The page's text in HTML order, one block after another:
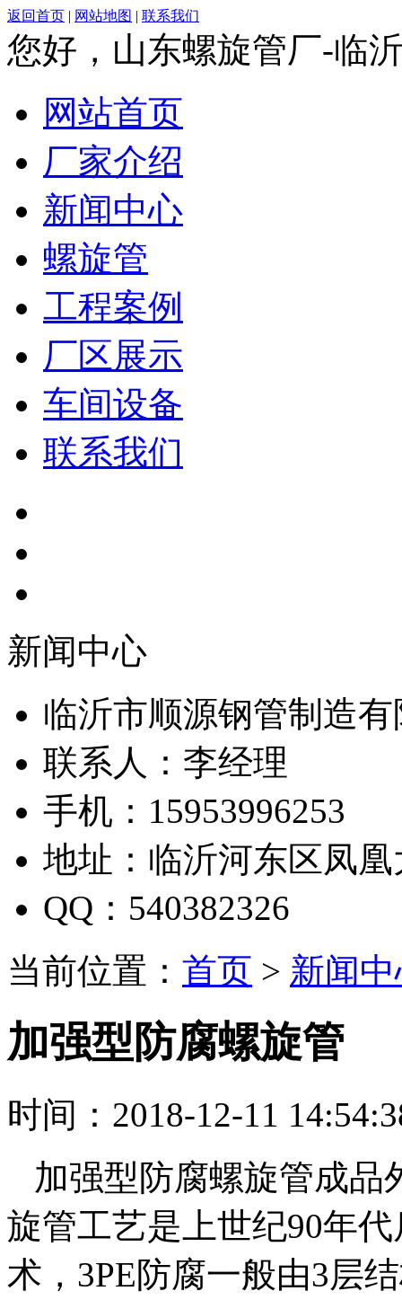
返回首页 | 网站地图 | 联系我们
您好，山东螺旋管厂-临
网站首页
厂家介绍
新闻中心
螺旋管
工程案例
厂区展示
车间设备
联系我们
新闻中心
临沂市顺源钢管制造
联系人：李经理
手机：15953996253
地址：临沂河东区凤凰
QQ：540382326
当前位置： 首页 > 新闻
加强型防腐螺旋管
时间：2018-12-11
加强型防腐螺旋管成品
旋管工艺是上世纪90年
术，3PE防腐一般由3层